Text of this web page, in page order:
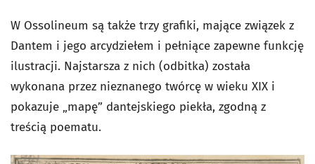
W Ossolineum są także trzy grafiki, mające związek z
Dantem i jego arcydziełem i pełniące zapewne funkcję
ilustracji. Najstarsza z nich (odbitka) została
wykonana przez nieznanego twórcę w wieku XIX i
pokazuje „mapę” dantejskiego piekła, zgodną z
treścią poematu.